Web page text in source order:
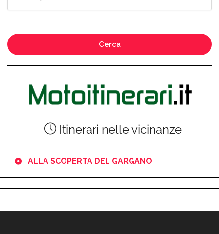
Cerca
Itinerari nelle vicinanze
ALLA SCOPERTA DEL GARGANO